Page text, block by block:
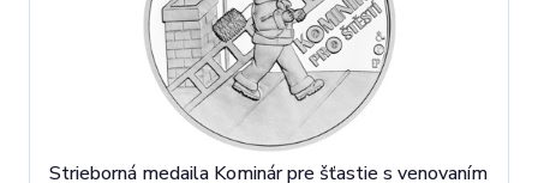
Strieborná medaila Kominár pre šťastie s venovaním